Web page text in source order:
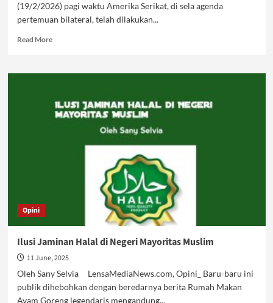
(19/2/2026) pagi waktu Amerika Serikat, di sela agenda
pertemuan bilateral, telah dilakukan...
Read MoreRead
Halal
Label:
Refleksi
Opini
Ilusi Jaminan Halal di Negeri Mayoritas Muslim
11 June, 2025
Oleh Sany Selvia LensaMediaNews.com, Opini_ Baru-baru ini
publik dihebohkan dengan beredarnya berita Rumah Makan
Ayam Goreng legendaris mengandung...